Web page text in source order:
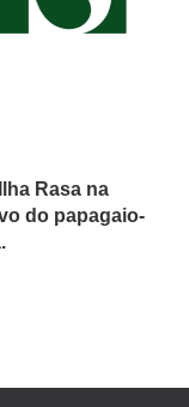
Rasa na
do papagaio-